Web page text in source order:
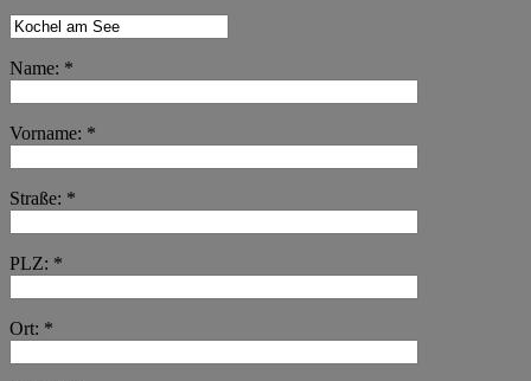
Name: *
Vorname: *
Straße: *
PLZ: *
Ort: *